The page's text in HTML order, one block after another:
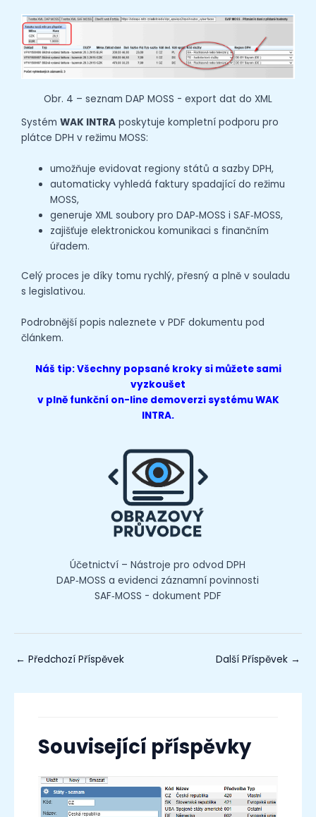
Obr. 4 – seznam DAP MOSS - export dat do XML
Systém WAK INTRA poskytuje kompletní podporu pro
plátce DPH v režimu MOSS:
umožňuje evidovat regiony států a sazby DPH,
automaticky vyhledá faktury spadající do režimu
MOSS,
generuje XML soubory pro DAP‑MOSS i SAF‑MOSS,
zajišťuje elektronickou komunikaci s finančním
úřadem.
Celý proces je díky tomu rychlý, přesný a plně v souladu
s legislativou.
Podrobnější popis naleznete v PDF dokumentu pod
článkem.
Náš tip: Všechny popsané kroky si můžete sami
vyzkoušet
v plně funkční on-line demoverzisystému WAK
INTRA.
Účetnictví – Nástroje pro odvod DPH
DAP‑MOSS a evidenci záznamní povinnosti
SAF‑MOSS - dokument PDF
← Předchozí Příspěvek Další Příspěvek →
Související příspěvky